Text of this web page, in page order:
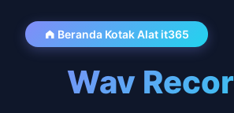
Beranda Kotak Alat it365
Wav